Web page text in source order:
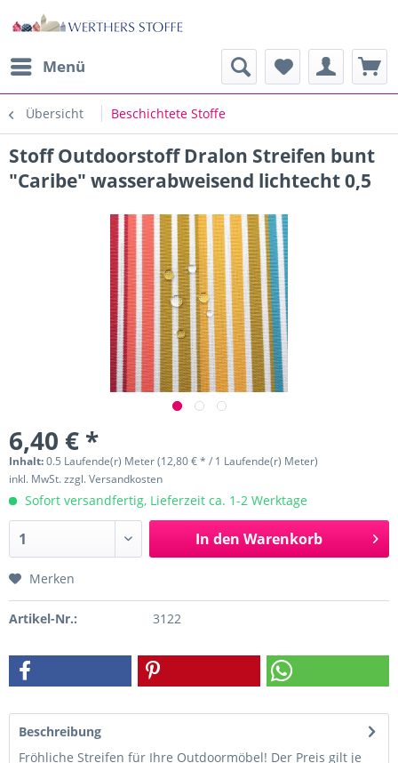
Menü
Übersicht Beschichtete Stoffe
Stoff Outdoorstoff Dralon Streifen bunt
"Caribe" wasserabweisend lichtecht 0,5
6,40 € *
Inhalt:0.5 Laufende(r) Meter (12,80 € * / 1 Laufende(r) Meter)
inkl. MwSt.zzgl. Versandkosten
Sofort versandfertig, Lieferzeit ca. 1-2 Werktage
In den Warenkorb
Merken
Artikel-Nr.: 3122
Beschreibung
Fröhliche Streifen für Ihre Outdoormöbel! Der Preis gilt je